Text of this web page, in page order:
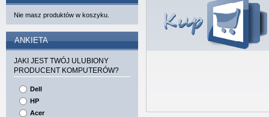
Nie masz produktów w koszyku.
ANKIETA
JAKI JEST TWÓJ ULUBIONY
PRODUCENT KOMPUTERÓW?
Dell
HP
Acer